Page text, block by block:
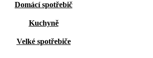
Domácí spotřebič
Kuchyně
Velké spotřebiče